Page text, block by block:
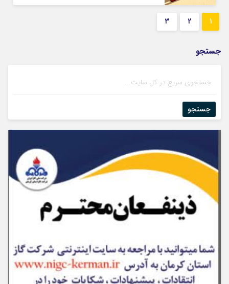
1
2
3
جستجو
جستجو